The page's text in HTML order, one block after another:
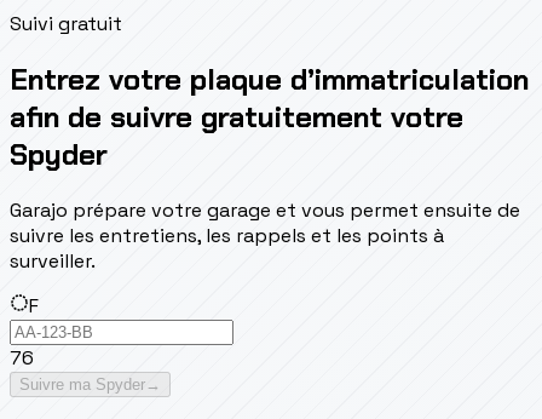
Suivi gratuit
Entrez votre plaque d’immatriculation
afin de suivre gratuitement votre
Spyder
Garajo prépare votre garage et vous permet ensuite de
suivre les entretiens, les rappels et les points à
surveiller.
F
76
Suivre ma Spyder →